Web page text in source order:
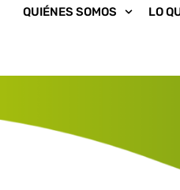
QUIÉNES SOMOS LO